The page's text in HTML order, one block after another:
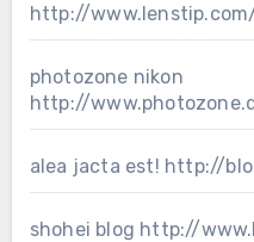
http://
photozone nikon
http://
alea jacta est! http://
shohei blog http://